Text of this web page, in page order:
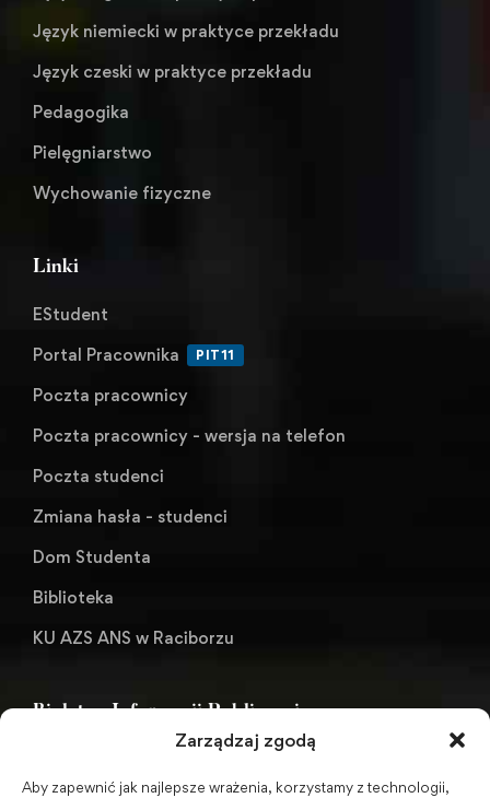
Zarządzaj zgodą
Aby zapewnić jak najlepsze wrażenia, korzystamy z technologii,
Język niemiecki w praktyce przekładu
Język czeski w praktyce przekładu
Pedagogika
Pielęgniarstwo
Wychowanie fizyczne
Linki
EStudent
Portal Pracownika
PIT11
Poczta pracownicy
Poczta pracownicy - wersja na telefon
Poczta studenci
Zmiana hasła - studenci
Dom Studenta
Biblioteka
KU AZS ANS w Raciborzu
Biuletyn Informacji Publicznej